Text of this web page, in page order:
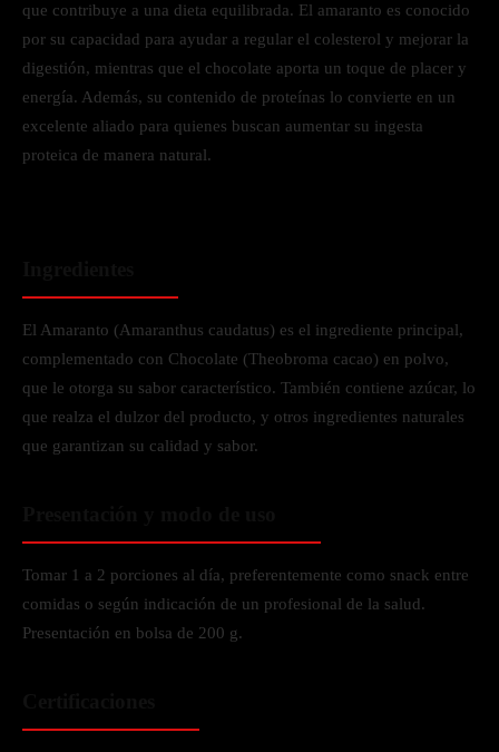
que contribuye a una dieta equilibrada. El amaranto es conocido
por su capacidad para ayudar a regular el colesterol y mejorar la
digestión, mientras que el chocolate aporta un toque de placer y
energía. Además, su contenido de proteínas lo convierte en un
excelente aliado para quienes buscan aumentar su ingesta
proteica de manera natural.
El Amaranto (Amaranthus caudatus) es el ingrediente principal,
complementado con Chocolate (Theobroma cacao) en polvo,
que le otorga su sabor característico. También contiene azúcar, lo
que realza el dulzor del producto, y otros ingredientes naturales
que garantizan su calidad y sabor.
Tomar 1 a 2 porciones al día, preferentemente como snack entre
comidas o según indicación de un profesional de la salud.
Presentación en bolsa de 200 g.